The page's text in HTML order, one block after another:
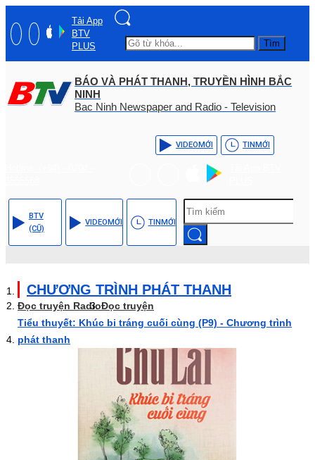
Tải App
BTV
PLUS
Tìm
BÁO VÀ PHÁT THANH, TRUYỀN HÌNH BẮC
NINH
Bac Ninh Newspaper and Radio - Television
VIDEOMỚI TINMỚI
BTV
(CŨ)
VIDEOMỚI TINMỚI
CHƯƠNG TRÌNH PHÁT THANH
Đọc truyện RadioĐọc truyện
Tiểu thuyết: Khúc bi tráng cuối cùng (P9) - Chương trình
phát thanh